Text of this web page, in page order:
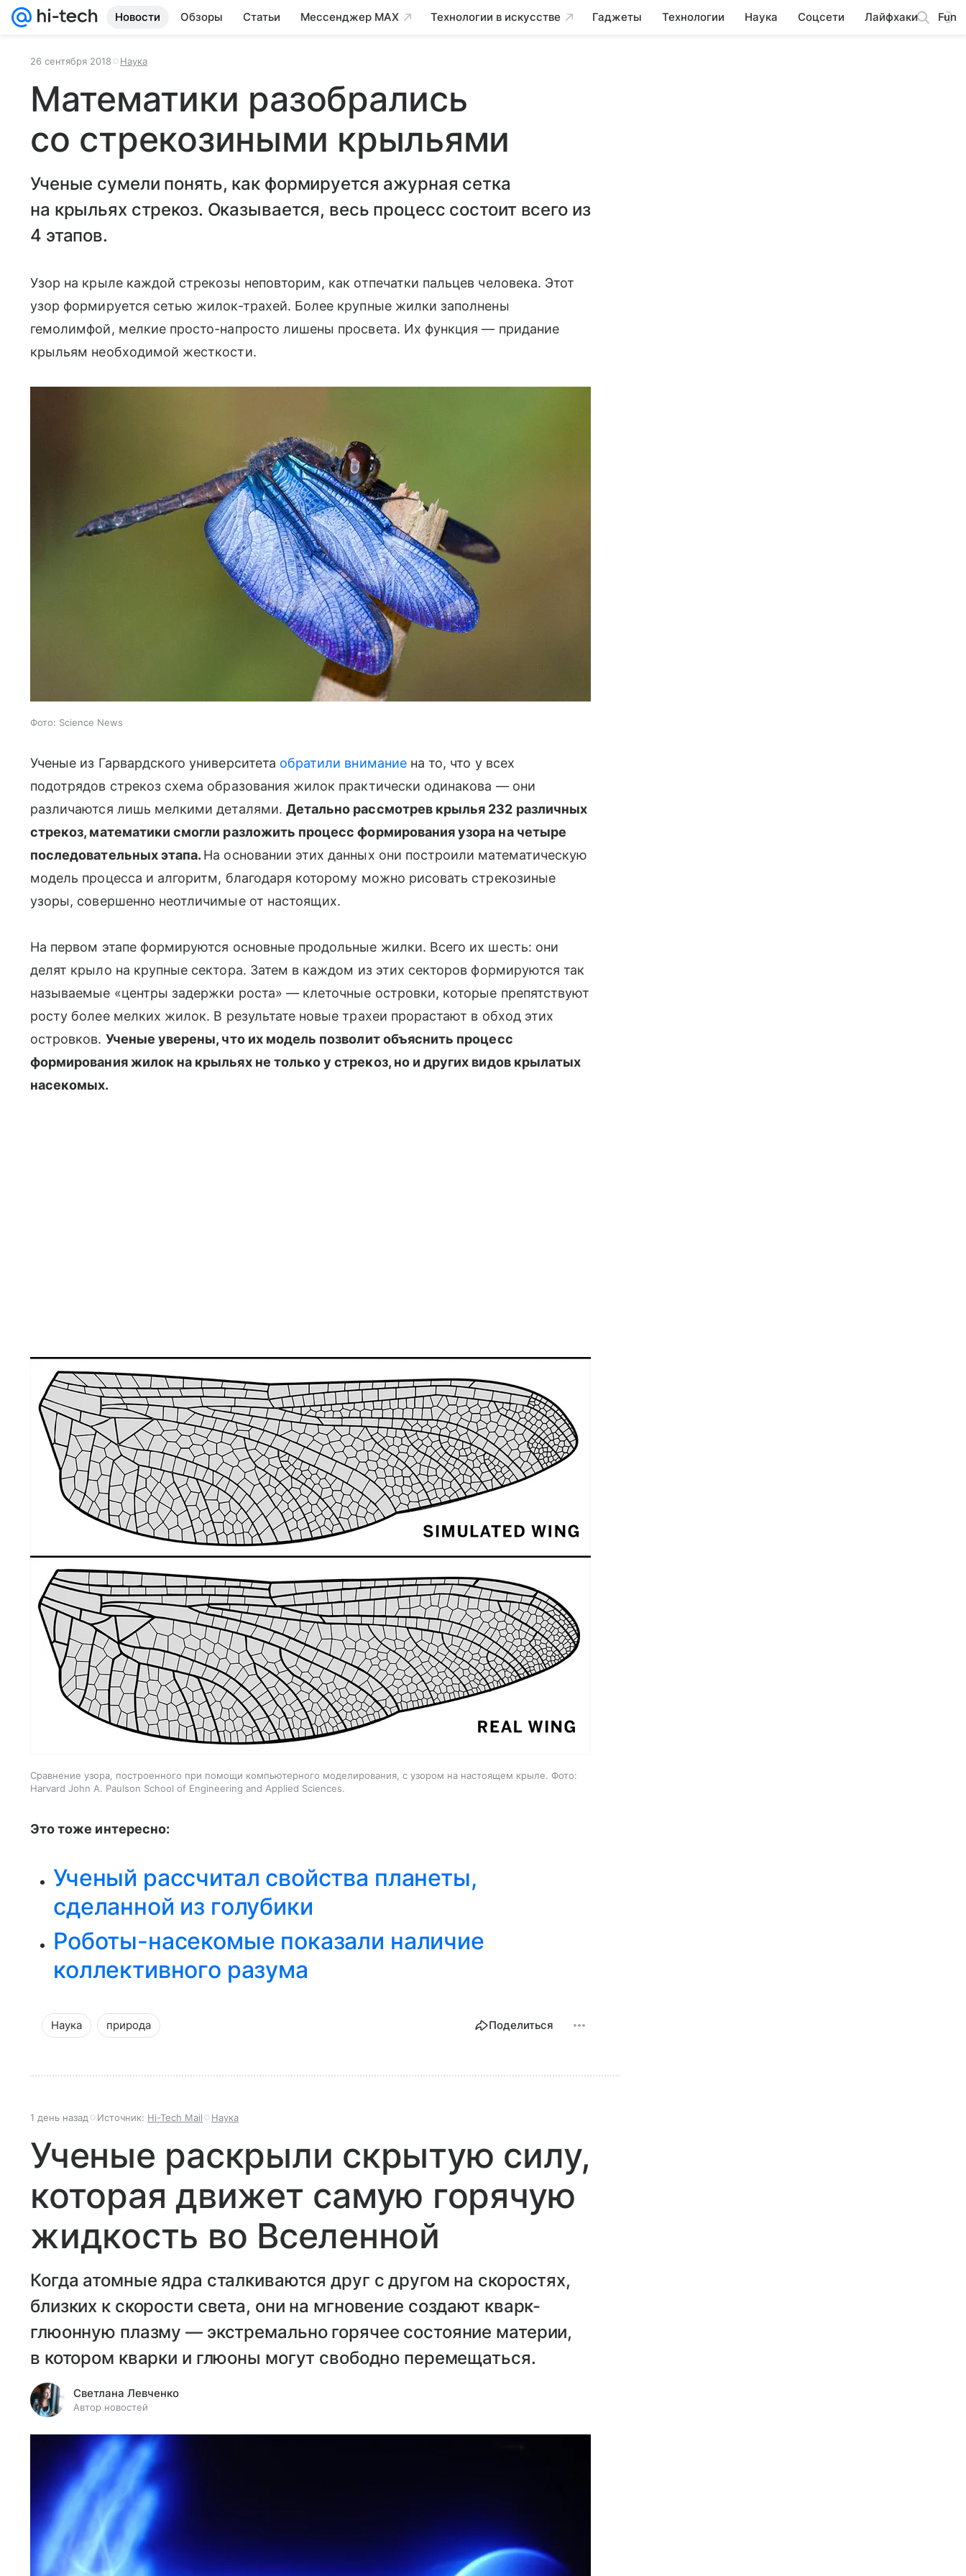
Новости Обзоры Статьи Мессенджер MAX Технологии в искусстве Гаджеты Технологии Наука Соцсети Лайфхаки Fun
26 сентября 2018 Наука
Математики разобрались
со стрекозиными крыльями
Ученые сумели понять, как формируется ажурная сетка
на крыльях стрекоз. Оказывается, весь процесс состоит всего из
4 этапов.
Узор на крыле каждой стрекозы неповторим, как отпечатки пальцев человека. Этот
узор формируется сетью жилок-трахей. Более крупные жилки заполнены
гемолимфой, мелкие просто-напросто лишены просвета. Их функция — придание
крыльям необходимой жесткости.
Фото: Science News
Ученые из Гарвардского университета обратили вниманиена то, что у всех
подотрядов стрекоз схема образования жилок практически одинакова — они
различаются лишь мелкими деталями. Детально рассмотрев крылья 232 различных
стрекоз, математики смогли разложить процесс формирования узора на четыре
последовательных этапа. На основании этих данных они построили математическую
модель процесса и алгоритм, благодаря которому можно рисовать стрекозиные
узоры, совершенно неотличимые от настоящих.
На первом этапе формируются основные продольные жилки. Всего их шесть: они
делят крыло на крупные сектора. Затем в каждом из этих секторов формируются так
называемые «центры задержки роста» — клеточные островки, которые препятствуют
росту более мелких жилок. В результате новые трахеи прорастают в обход этих
островков. Ученые уверены, что их модель позволит объяснить процесс
формирования жилок на крыльях не только у стрекоз, но и других видов крылатых
насекомых.
Сравнение узора, построенного при помощи компьютерного моделирования, с узором на настоящем крыле. Фото:
Harvard John A. Paulson School of Engineering and Applied Sciences.
Это тоже интересно:
Ученый рассчитал свойства планеты,
сделанной из голубики
Роботы-насекомые показали наличие
коллективного разума
Наука природа Поделиться
1 день назад Источник: Hi-Tech Mail Наука
Ученые раскрыли скрытую силу,
которая движет самую горячую
жидкость во Вселенной
Когда атомные ядра сталкиваются друг с другом на скоростях,
близких к скорости света, они на мгновение создают кварк-
глюонную плазму — экстремально горячее состояние материи,
в котором кварки и глюоны могут свободно перемещаться.
Светлана Левченко
Автор новостей